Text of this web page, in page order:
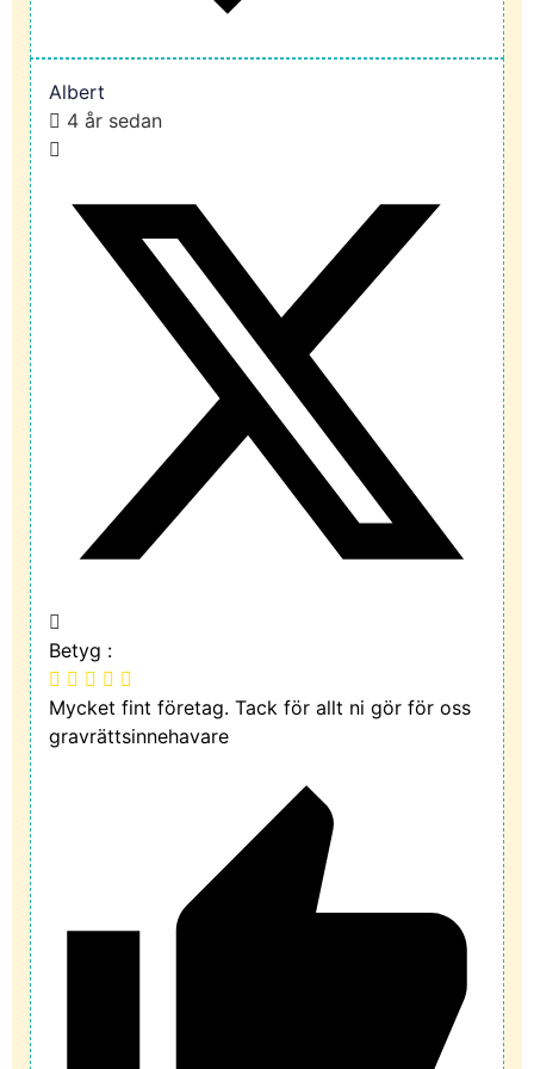
Albert
4 år sedan
Betyg :
Mycket fint företag. Tack för allt ni gör för oss
gravrättsinnehavare